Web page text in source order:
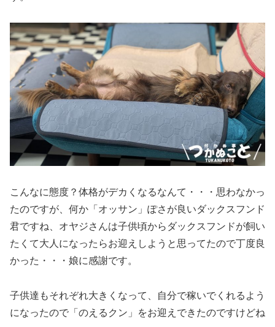
こんなに態度？体格がデカくなるなんて・・・思わなかっ
たのですが、何か「オッサン」ぽさが良いダックスフンド
君ですね、オヤジさんは子供頃からダックスフンドが飼い
たくて大人になったらお迎えしようと思ってたので丁度良
かった・・・娘に感謝です。
子供達もそれぞれ大きくなって、自分で稼いでくれるよう
になったので「のえるクン」をお迎えできたのですけどね